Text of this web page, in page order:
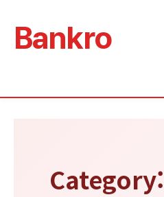
Bankro
Category: